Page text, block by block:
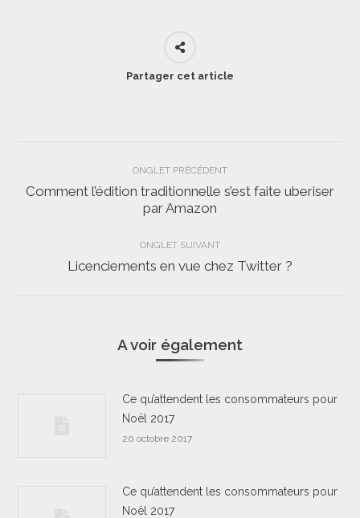
Partager cet article
Navigation
de
commentaire
ONGLET PRÉCÉDENT
Onglet
Comment l’édition traditionnelle s’est faite uberiser
par Amazon
ONGLET SUIVANT
Onglet
Licenciements en vue chez Twitter ?
A voir également
Ce qu’attendent les consommateurs pour
Noël 2017
20 octobre 2017
Ce qu’attendent les consommateurs pour
Noël 2017